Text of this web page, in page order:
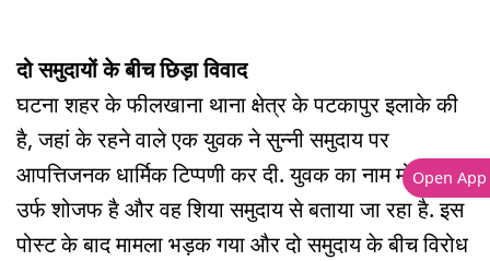
दो समुदायों के बीच छिड़ा विवाद
घटना शहर के फीलखाना थाना क्षेत्र के पटकापुर इलाके की
है, जहां के रहने वाले एक युवक ने सुन्नी समुदाय पर
आपत्तिजनक धार्मिक टिप्पणी कर दी. युवक का नाम मो. कैफ
उर्फ शोजफ है और वह शिया समुदाय से बताया जा रहा है. इस
पोस्ट के बाद मामला भड़क गया और दो समुदाय के बीच विरोध
Open App